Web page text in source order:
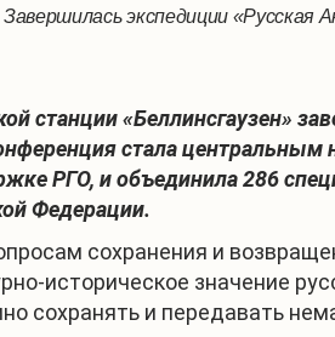
Завершилась экспедиции
станции «Беллинсгаузен»
стала
РГО, и объединила 286
Федерации.
сохранения и
историческое значение
сохранять и передавать